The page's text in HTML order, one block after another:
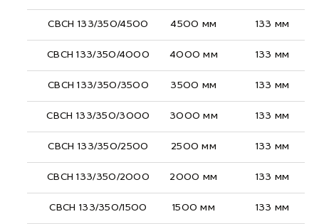
СВСН 133/350/4500 4500 мм 133 мм
СВСН 133/350/4000 4000 мм 133 мм
СВСН 133/350/3500 3500 мм 133 мм
СВСН 133/350/3000 3000 мм 133 мм
СВСН 133/350/2500 2500 мм 133 мм
СВСН 133/350/2000 2000 мм 133 мм
СВСН 133/350/1500 1500 мм 133 мм